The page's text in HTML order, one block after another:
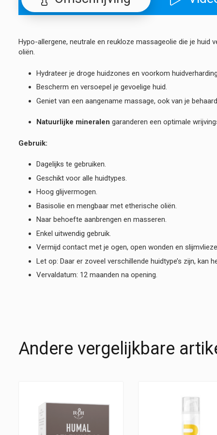
Hypo-allergene, neutrale en reukloze massageolie die je
oliën.
Hydrateer je droge huidzones en voorkom
Bescherm en versoepel je gevoelige huid.
Geniet van een aangename massage, ook van je
Natuurlijke mineralen garanderen een optimale
Gebruik:
Dagelijks te gebruiken.
Geschikt voor alle huidtypes.
Hoog glijvermogen.
Basisolie en mengbaar met etherische oliën.
Naar behoefte aanbrengen en masseren.
Enkel uitwendig gebruik.
Vermijd contact met je ogen, open wonden en
Let op: Daar er zoveel verschillende huidtype’s zijn,
Vervaldatum: 12 maanden na opening.
Andere vergelijkbare